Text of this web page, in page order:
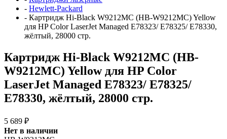
- Hewlett-Packard
- Картридж Hi-Black W9212MC (HB-W9212MC) Yellow
для HP Color LaserJet Managed E78323/ E78325/ E78330,
жёлтый, 28000 стр.
Картридж Hi-Black W9212MC (HB-
W9212MC) Yellow для HP Color
LaserJet Managed E78323/ E78325/
E78330, жёлтый, 28000 стр.
5 689 ₽
Нет в наличии